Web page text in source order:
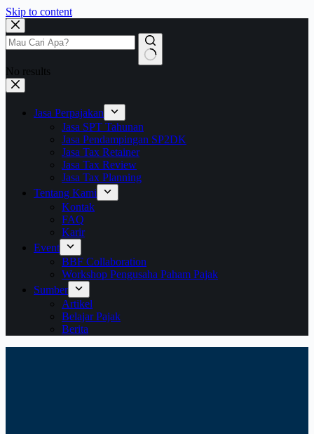
Skip to content
No results
Jasa Perpajakan
Jasa SPT Tahunan
Jasa Pendampingan SP2DK
Jasa Tax Retainer
Jasa Tax Review
Jasa Tax Planning
Tentang Kami
Kontak
FAQ
Karir
Event
BBF Collaboration
Workshop Pengusaha Paham Pajak
Sumber
Artikel
Belajar Pajak
Berita